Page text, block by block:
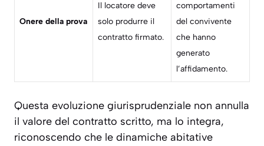
Onere della prova
Il locatore deve
solo produrre il
contratto firmato.
comportamenti
del convivente
che hanno
generato
l’affidamento.
Questa evoluzione giurisprudenziale non annulla
il valore del contratto scritto, ma lo integra,
riconoscendo che le dinamiche abitative